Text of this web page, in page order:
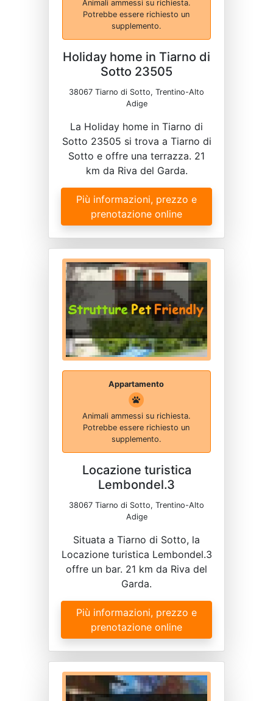
Animali ammessi su richiesta.
Potrebbe essere richiesto un
supplemento.
Holiday home in Tiarno di
Sotto 23505
38067 Tiarno di Sotto, Trentino-Alto
Adige
La Holiday home in Tiarno di
Sotto 23505 si trova a Tiarno di
Sotto e offre una terrazza. 21
km da Riva del Garda.
Più informazioni, prezzo e
prenotazione online
Appartamento
Animali ammessi su richiesta.
Potrebbe essere richiesto un
supplemento.
Locazione turistica
Lembondel.3
38067 Tiarno di Sotto, Trentino-Alto
Adige
Situata a Tiarno di Sotto, la
Locazione turistica Lembondel.3
offre un bar. 21 km da Riva del
Garda.
Più informazioni, prezzo e
prenotazione online